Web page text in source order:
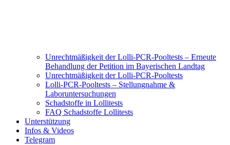
Unrechtmäßigkeit der Lolli-PCR-Pooltests – Erneute
Behandlung der Petition im Bayerischen Landtag
Unrechtmäßigkeit der Lolli-PCR-Pooltests
Lolli-PCR-Pooltests – Stellungnahme &
Laboruntersuchungen
Schadstoffe in Lollitests
FAQ Schadstoffe Lollitests
Unterstützung
Infos & Videos
Telegram